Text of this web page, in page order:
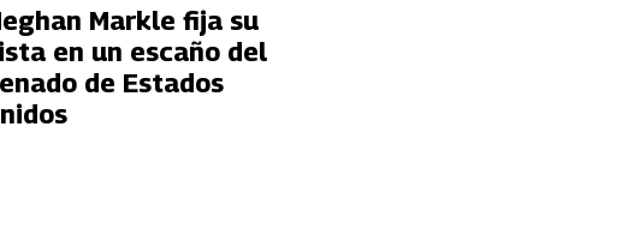
Markle fija su
en un escaño del
de Estados